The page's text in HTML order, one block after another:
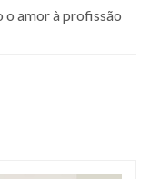
o amor à profissão